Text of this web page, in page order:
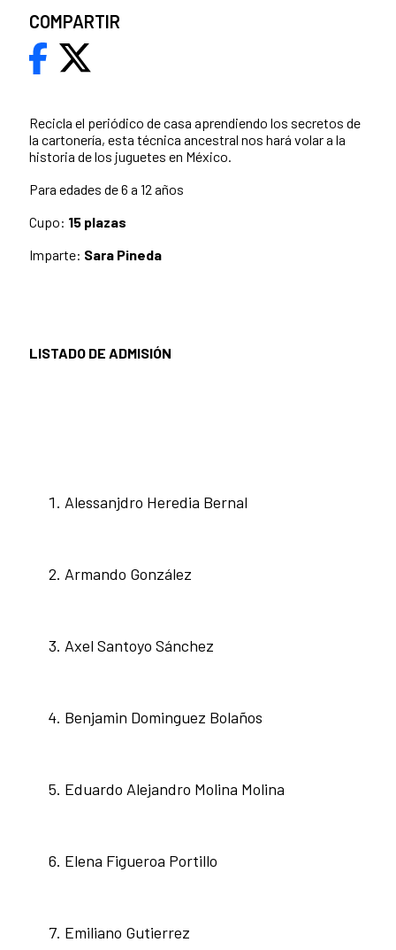
Recicla el periódico de casa aprendiendo los secretos de
la cartonería, esta técnica ancestral nos hará volar a la
historia de los juguetes en México.
Para edades de 6 a 12 años
Cupo: 15 plazas
Imparte: Sara Pineda
LISTADO DE ADMISIÓN
Alessanjdro Heredia Bernal
Armando González
Axel Santoyo Sánchez
Benjamin Dominguez Bolaños
Eduardo Alejandro Molina Molina
Elena Figueroa Portillo
Emiliano Gutierrez
COMPARTIR